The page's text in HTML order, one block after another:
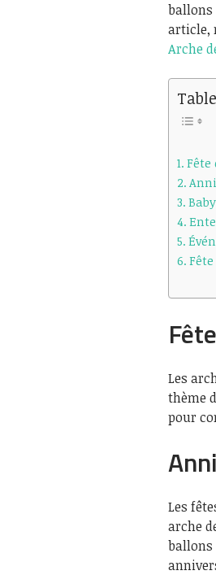
ballons
article,
Arche
Fête
Les
thème
pour
Les
arche
ballons